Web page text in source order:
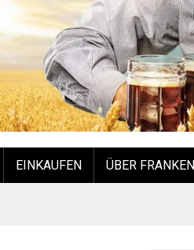
EINKAUFEN ÜBER FRANKEN